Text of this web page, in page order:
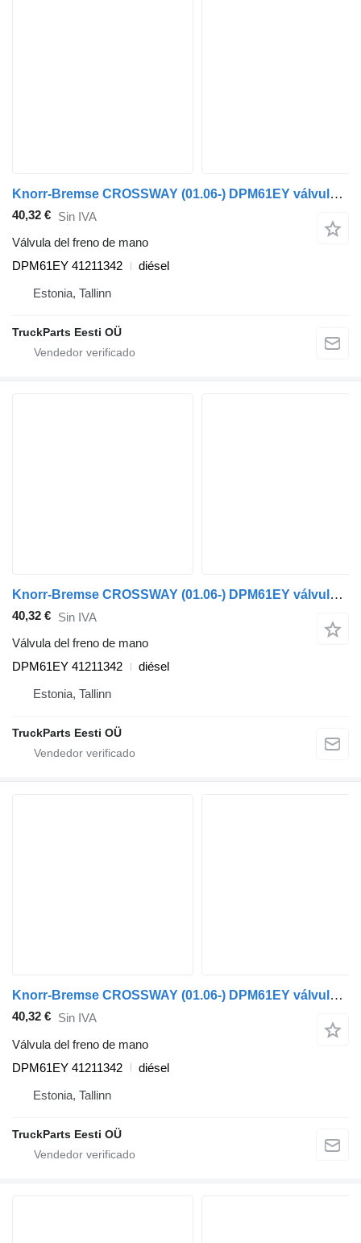
Knorr-Bremse CROSSWAY (01.06-) DPM61EY válvula del freno de mano para Irisbus Arway, Crossway, Crealis, Magelys, Proway, Daily Tourys (2006-) autobús
40,32 € Sin IVA
Válvula del freno de mano
DPM61EY 41211342
diésel
Estonia, Tallinn
TruckParts Eesti OÜ
Knorr-Bremse CROSSWAY (01.06-) DPM61EY válvula del freno de mano para Irisbus Arway, Crossway, Crealis, Magelys, Proway, Daily Tourys (2006-) autobús
40,32 € Sin IVA
Válvula del freno de mano
DPM61EY 41211342
diésel
Estonia, Tallinn
TruckParts Eesti OÜ
Knorr-Bremse CROSSWAY (01.06-) DPM61EY válvula del freno de mano para Irisbus Arway, Crossway, Crealis, Magelys, Proway, Daily Tourys (2006-) autobús
40,32 € Sin IVA
Válvula del freno de mano
DPM61EY 41211342
diésel
Estonia, Tallinn
TruckParts Eesti OÜ